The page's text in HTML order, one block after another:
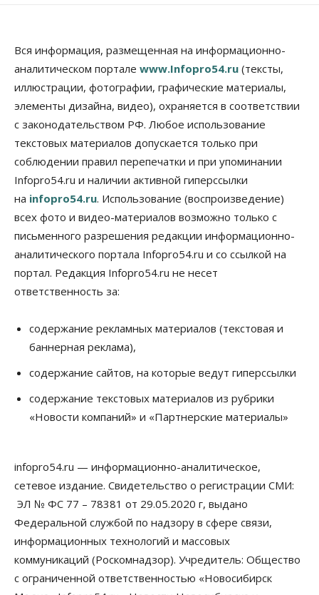
В Новосибирске прошёл митинг
против нового закона о памятниках
07 Августа 2026, 18:00
Бизнес
В аэропорту Толмачёво завершены работы по
бетонированию рулежных дорожек
07 Августа 2026, 17:00
Бизнес Общество
Новосибирцы стали реже оформлять
дома по упрощенной схеме
07 Августа 2026, 16:00
Общество Право&Порядок
Роспотребнадзор изъял почти полторы тонны
мяса в Новосибирской области
Расходы новосибирцев на спорт выросли на 40%
за полгода
07 Августа 2026, 14:35
07 Августа 2026, 14:00
07 Августа 2026, 13:55
Авто Общество
Треть автовладельцев в Новосибирской области
«поставили машины на прикол»
07 Августа 2026, 13:00
Власть
Школы, библиотеки, пешеходные тротуары:
Вся информация, размещенная на информационно-
аналитическом портале www.Infopro54.ru (тексты,
иллюстрации, фотографии, графические материалы,
элементы дизайна, видео), охраняется в соответствии
с законодательством РФ. Любое использование
текстовых материалов допускается только при
соблюдении правил перепечатки и при упоминании
Infopro54.ru и наличии активной гиперссылки
на infopro54.ru. Использование (воспроизведение)
всех фото и видео-материалов возможно только с
письменного разрешения редакции информационно-
аналитического портала Infopro54.ru и со ссылкой на
портал. Редакция Infopro54.ru не несет
ответственность за:
содержание рекламных материалов (текстовая и
баннерная реклама),
содержание сайтов, на которые ведут гиперссылки
содержание текстовых материалов из рубрики
«Новости компаний» и «Партнерские материалы»
infopro54.ru — информационно-аналитическое,
сетевое издание. Свидетельство о регистрации СМИ:
ЭЛ № ФС 77 – 78381 от 29.05.2020 г, выдано
Федеральной службой по надзору в сфере связи,
информационных технологий и массовых
коммуникаций (Роскомнадзор). Учредитель: Общество
с ограниченной ответственностью «Новосибирск